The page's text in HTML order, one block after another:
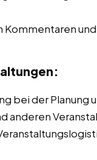
Kommentaren
bei der Planung
anderen